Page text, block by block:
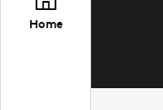
Home